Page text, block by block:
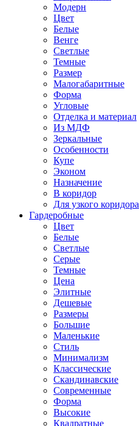
Модерн
Цвет
Белые
Венге
Светлые
Темные
Размер
Малогабаритные
Форма
Угловые
Отделка и материал
Из МДФ
Зеркальные
Особенности
Купе
Эконом
Назначение
В коридор
Для узкого коридора
Гардеробные
Цвет
Белые
Светлые
Серые
Темные
Цена
Элитные
Дешевые
Размеры
Большие
Маленькие
Стиль
Минимализм
Классические
Скандинавские
Современные
Форма
Высокие
Квадратные